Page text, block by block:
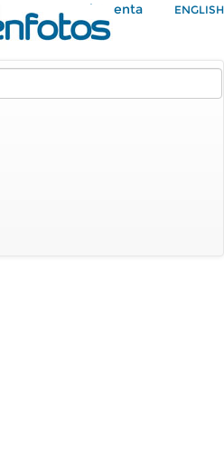
Mi Cuenta ENGLISH